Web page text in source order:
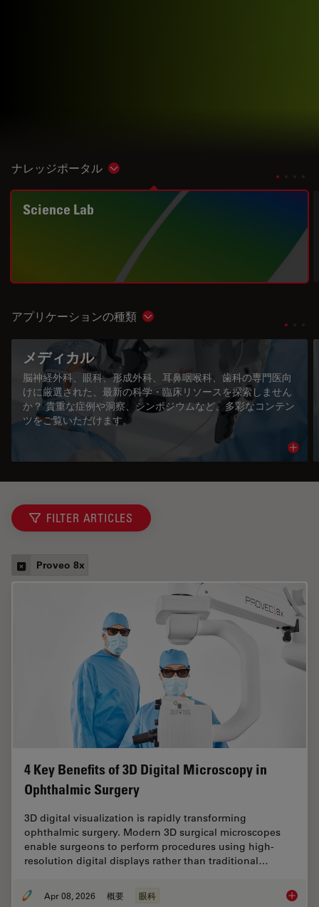
ナレッジポータル Show subnavigation
Science Lab
アプリケーションの種類 Show subnavigation
メディカル
脳神経外科、眼科、形成外科、耳鼻咽喉科、歯科の専門医向
けに厳選された、最新の科学・臨床リソースを探索しません
か？ 貴重な症例や洞察、シンポジウムなど、多彩なコンテン
ツをご覧いただけます。
FILTER ARTICLES
Proveo 8x
4 Key Benefits of 3D Digital Microscopy in
Ophthalmic Surgery
3D digital visualization is rapidly transforming
ophthalmic surgery. Modern 3D surgical microscopes
enable surgeons to perform procedures using high-
resolution digital displays rather than traditional…
Apr 08, 2026 概要 眼科 4 Key